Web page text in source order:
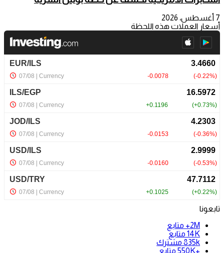
7 أغسطس، 2026
أسعار العملات هذه اللحظة
تابعونا
2M+
متابع
14K متابع
835k مشترك
+550K
متابع